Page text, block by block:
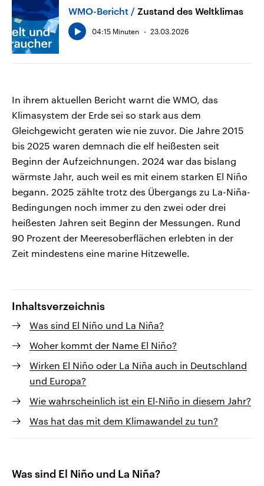
WMO-Bericht Zustand des Weltklimas
04:15 Minuten 23.03.2026
In ihrem aktuellen Bericht warnt die WMO, das
Klimasystem der Erde sei so stark aus dem
Gleichgewicht geraten wie nie zuvor. Die Jahre 2015
bis 2025 waren demnach die elf heißesten seit
Beginn der Aufzeichnungen. 2024 war das bislang
wärmste Jahr, auch weil es mit einem starken El Niño
begann. 2025 zählte trotz des Übergangs zu La-Niña-
Bedingungen noch immer zu den zwei oder drei
heißesten Jahren seit Beginn der Messungen. Rund
90 Prozent der Meeresoberflächen erlebten in der
Zeit mindestens eine marine Hitzewelle.
Inhaltsverzeichnis
Was sind El Niño und La Niña?
Woher kommt der Name El Niño?
Wirken El Niño oder La Niña auch in Deutschland
und Europa?
Wie wahrscheinlich ist ein El-Niño in diesem Jahr?
Was hat das mit dem Klimawandel zu tun?
Was sind El Niño und La Niña?